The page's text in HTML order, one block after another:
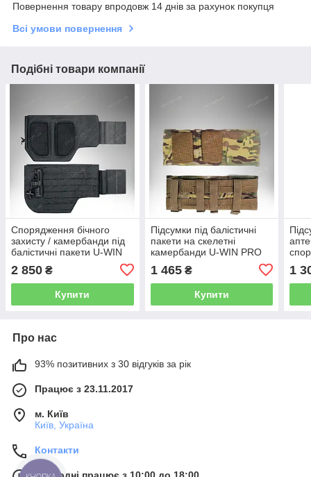
Повернення товару впродовж 14 днів за рахунок покупця
Всі умови повернення
Подібні товари компанії
Спорядження бічного
захисту / камербанди під
балістичні пакети U-WIN
PRO Cordura 500 (black)
2 850 ₴
Купити
Підсумки під балістичні
пакети на скелетні
камербанди U-WIN PRO
1 465₴
Купити
1
Про нас
93% позитивних з 30 відгуків за рік
Працює з 23.11.2017
м. Київ
Київ, Україна
Контакти